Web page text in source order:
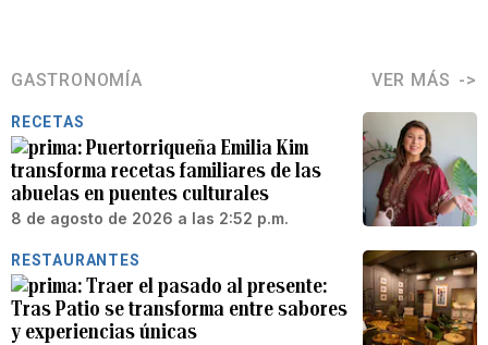
GASTRONOMÍA VER MÁS
RECETAS
Puertorriqueña Emilia Kim
transforma recetas familiares de las
abuelas en puentes culturales
8 de agosto de 2026 a las 2:52 p.m.
RESTAURANTES
Traer el pasado al presente:
Tras Patio se transforma entre sabores
y experiencias únicas